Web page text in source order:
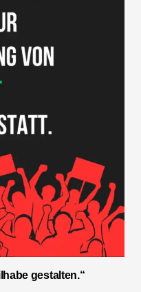
gestalten.“